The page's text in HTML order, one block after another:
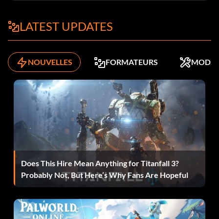
façon de " terminer " le jeu à ce stade est de passer en mode
« Punition », de tuer 100 gardes et de vous échapper.
Patrie : la Grèce :
Terminez le jeu au moins une fois.
Rome, ma ville natale :
Terminez le jeu au moins une fois.
Noble :
Terminez le jeu au moins une fois.
LATEST UPDATES
NOUVELLES FORMATEURS MODS
Does This Hire Mean Anything for Titanfall 3?
Probably Not, But Here’s Why Fans Are Hopeful